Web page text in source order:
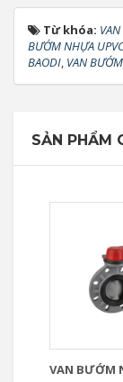
Từ khóa:
BƯỚM NHỰA
BAODI, VAN
SẢN PHẨM
VAN BƯỚM